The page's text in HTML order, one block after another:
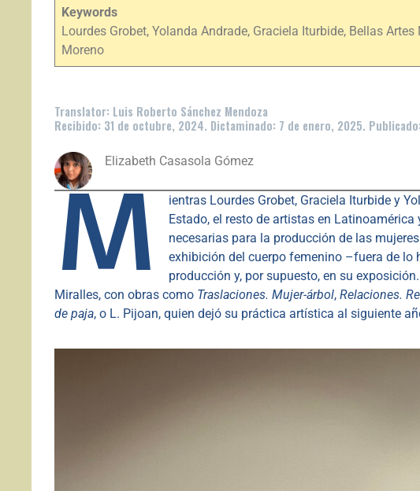
Keywords
Lourdes Grobet, Yolanda Andrade, Graciela Iturbide, Bellas
Moreno
Translator: Luis Roberto Sánchez Mendoza
Recibido: 31 de octubre, 2024. Dictaminado: 7 de enero, 2025.
Elizabeth Casasola Gómez
M
ientras Lourdes Grobet, Graciela Iturbide y
Estado, el resto de artistas en
necesarias para la producción de las
exhibición del cuerpo femenino –fuera de
producción y, por supuesto, en su
Miralles, con obras como Traslaciones. Mujer-árbol, Relaciones.
de paja, o L. Pijoan, quien dejó su práctica artística al siguiente